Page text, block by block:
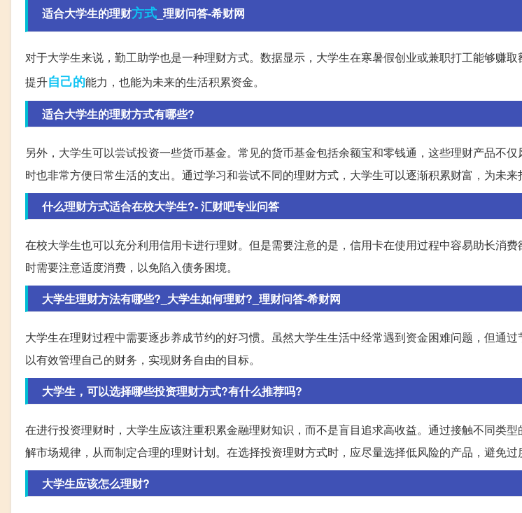
适合大学生的理财方式 _理财问答-希财网
对于大学生来说，勤工助学也是一种理财方式。数据显示，大学生在寒暑假创业或兼职打工能够赚
提升自己的能力，也能为未来的生活积累资金。
适合大学生的理财方式有哪些?
另外，大学生可以尝试投资一些货币基金。常见的货币基金包括余额宝和零钱通，这些理财产品不
时也非常方便日常生活的支出。通过学习和尝试不同的理财方式，大学生可以逐渐积累财富，为未来
什么理财方式适合在校大学生?- 汇财吧专业问答
在校大学生也可以充分利用信用卡进行理财。但是需要注意的是，信用卡在使用过程中容易助长消
时需要注意适度消费，以免陷入债务困境。
大学生理财方法有哪些?_大学生如何理财?_理财问答-希财网
大学生在理财过程中需要逐步养成节约的好习惯。虽然大学生生活中经常遇到资金困难问题，但通
以有效管理自己的财务，实现财务自由的目标。
大学生，可以选择哪些投资理财方式?有什么推荐吗?
在进行投资理财时，大学生应该注重积累金融理财知识，而不是盲目追求高收益。通过接触不同类
解市场规律，从而制定合理的理财计划。在选择投资理财方式时，应尽量选择低风险的产品，避免过
大学生应该怎么理财?